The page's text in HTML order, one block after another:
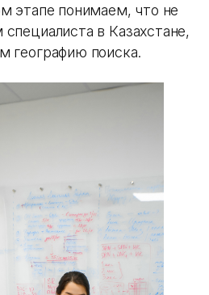
этапе понимаем, что не
в Казахстане,
географию поиска.